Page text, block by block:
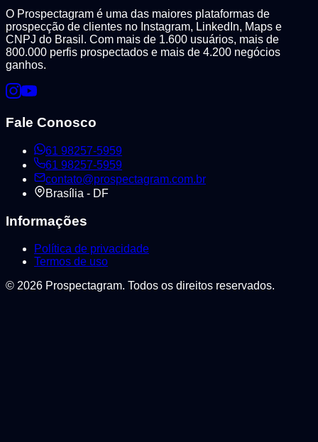
O Prospectagram é uma das maiores plataformas de
prospecção de clientes no Instagram, LinkedIn, Maps e
CNPJ do Brasil. Com mais de 1.600 usuários, mais de
800.000 perfis prospectados e mais de 4.200 negócios
ganhos.
Fale Conosco
61 98257-5959
61 98257-5959
contato@prospectagram.com.br
Brasília - DF
Informações
Política de privacidade
Termos de uso
© 2026 Prospectagram. Todos os direitos reservados.